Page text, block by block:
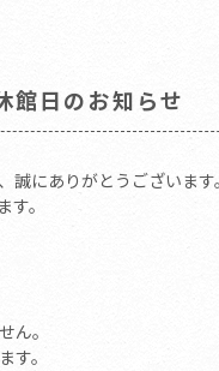
館日のお知らせ
にありがとうございます。
。
ん。
す。